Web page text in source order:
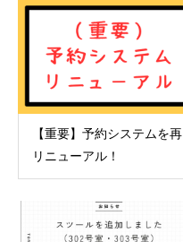
【重要】予約システムを再
リニューアル！